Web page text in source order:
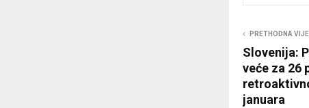
PRETHODNA
Slovenija:
veće za 26
januara